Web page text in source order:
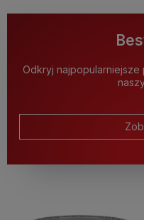
Odkryj najpopularniejsze